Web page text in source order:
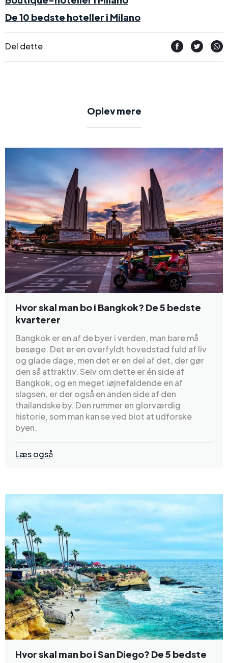
De 10 bedste hoteller i Milano
Del dette
Oplev mere
Hvor skal man bo i Bangkok? De 5 bedste
kvarterer
Bangkok er en af de byer i verden, man bare må
besøge. Det er en overfyldt hovedstad fuld af liv
og glade dage, men det er en del af det, der gør
den så attraktiv. Selv om dette er én side af
Bangkok, og en meget iøjnefaldende en af
slagsen, er der også en anden side af den
thailandske by. Den rummer en glorværdig
historie, som man kan se ved blot at udforske
byen.
Læs også
Hvor skal man bo i San Diego? De 5 bedste